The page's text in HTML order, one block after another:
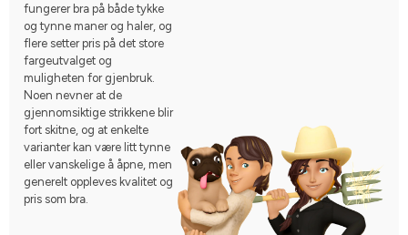
fungerer bra på både tykke
og tynne maner og haler, og
flere setter pris på det store
fargeutvalget og
muligheten for gjenbruk.
Noen nevner at de
gjennomsiktige strikkene blir
fort skitne, og at enkelte
varianter kan være litt tynne
eller vanskelige å åpne, men
generelt oppleves kvalitet og
pris som bra.